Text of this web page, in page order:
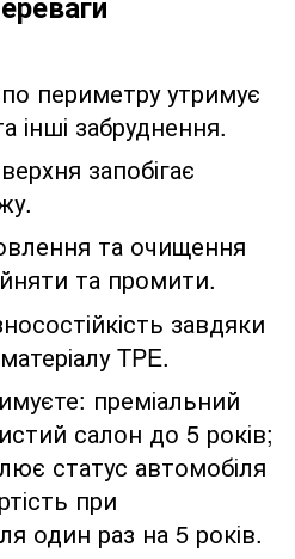
периметру утримує
інші забруднення.
запобігає
та очищення
та промити.
завдяки
TPE.
преміальний
салон до 5 років;
статус автомобіля
при
один раз на 5 років.